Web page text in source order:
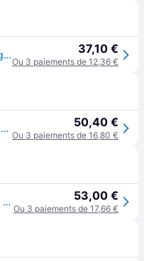
Baume lèvres réparateur Multi-Régénérant - Clarins 37,10 €
Ou 3 paiements de 12,36 €
CLARINS Soin Lèvres et Contour 15ml 50,40 €
Ou 3 paiements de 16,80 €
Clarins - Baume anti-rides - lèvres et contour - 15ml 53,00 €
Ou 3 paiements de 17,66 €